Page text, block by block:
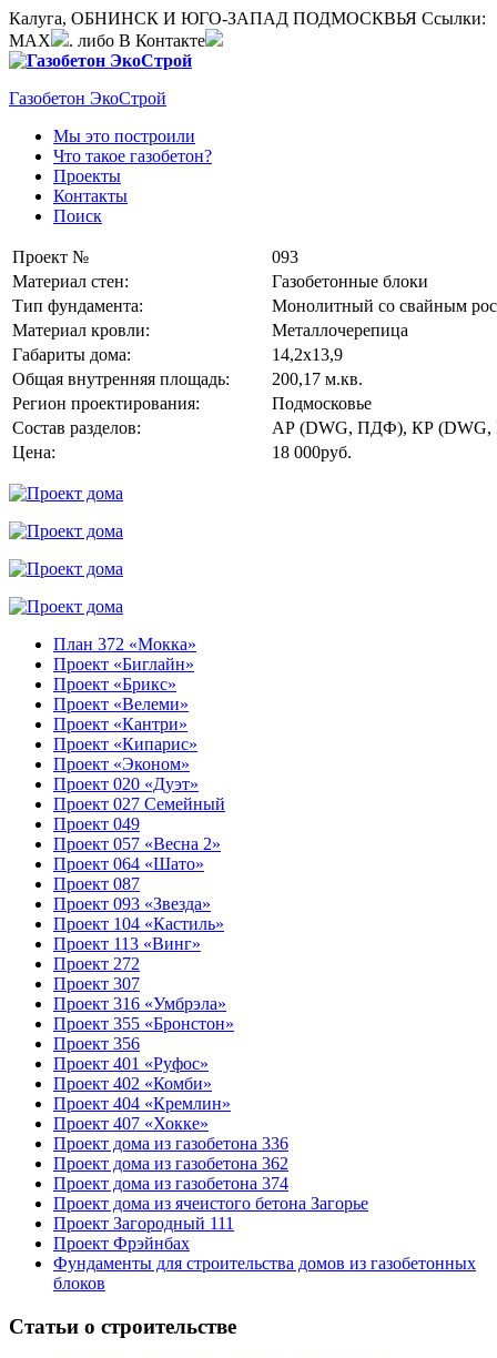
Калуга, ОБНИНСК И ЮГО-ЗАПАД ПОДМОСКВЬЯ Ссылки:
MAX
. либо В Контакте
Газобетон ЭкоСтрой
Мы это построили
Что такое газобетон?
Проекты
Контакты
Поиск
Проект №
093
Материал стен:
Газобетонные блоки
Тип фундамента:
Монолитный со свайным
Материал кровли:
Металлочерепица
Габариты дома:
14,2х13,9
Общая внутренняя площадь:
200,17 м.кв.
Регион проектирования:
Подмосковье
Состав разделов:
АР (DWG, ПДФ), КР
Цена:
18 000руб.
План 372 «Мокка»
Проект «Биглайн»
Проект «Брикс»
Проект «Велеми»
Проект «Кантри»
Проект «Кипарис»
Проект «Эконом»
Проект 020 «Дуэт»
Проект 027 Семейный
Проект 049
Проект 057 «Весна 2»
Проект 064 «Шато»
Проект 087
Проект 093 «Звезда»
Проект 104 «Кастиль»
Проект 113 «Винг»
Проект 272
Проект 307
Проект 316 «Умбрэла»
Проект 355 «Бронстон»
Проект 356
Проект 401 «Руфос»
Проект 402 «Комби»
Проект 404 «Кремлин»
Проект 407 «Хокке»
Проект дома из газобетона 336
Проект дома из газобетона 362
Проект дома из газобетона 374
Проект дома из ячеистого бетона Загорье
Проект Загородный 111
Проект Фрэйнбах
Фундаменты для строительства домов из газобетонных
блоков
Статьи о строительстве